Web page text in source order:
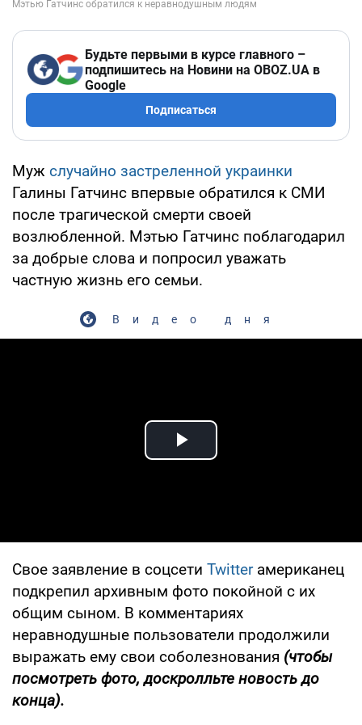
Будьте первыми в курсе главного –
подпишитесь на Новини на OBOZ.UA в
Google
Подписаться
Муж случайно застреленной украинки
Галины Гатчинс впервые обратился к СМИ
после трагической смерти своей
возлюбленной. Мэтью Гатчинс поблагодарил
за добрые слова и попросил уважать
частную жизнь его семьи.
Видео дня
Play Video
Свое заявление в соцсети Twitterамериканец
подкрепил архивным фото покойной с их
общим сыном. В комментариях
неравнодушные пользователи продолжили
выражать ему свои соболезнования (чтобы
посмотреть фото, доскролльте новость до
конца).